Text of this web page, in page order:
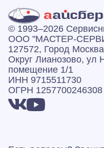
© 1993–2026
ООО "МАСТЕР-
127572, Город
Округ Лианозово, ул
помещение 1/1
ИНН 9715511730
ОГРН 1257700246308